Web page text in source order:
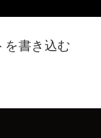
を書き込む